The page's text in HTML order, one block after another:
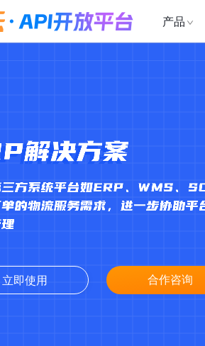
产品
立即使用 合作咨询